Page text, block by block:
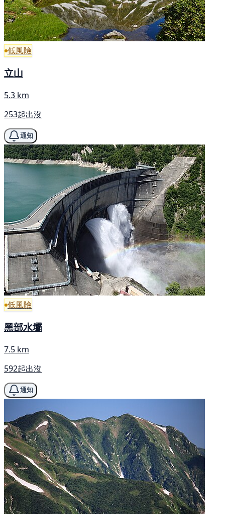
低風險
立山
5.3 km
253起出沒
通知
低風險
黑部水壩
7.5 km
592起出沒
通知